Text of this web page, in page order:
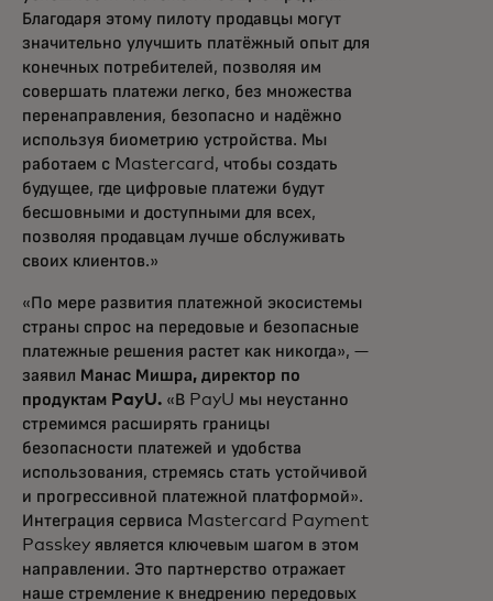
Благодаря этому пилоту продавцы могут
значительно улучшить платёжный опыт для
конечных потребителей, позволяя им
совершать платежи легко, без множества
перенаправления, безопасно и надёжно
используя биометрию устройства. Мы
работаем с Mastercard, чтобы создать
будущее, где цифровые платежи будут
бесшовными и доступными для всех,
позволяя продавцам лучше обслуживать
своих клиентов.»
«По мере развития платежной экосистемы
страны спрос на передовые и безопасные
платежные решения растет как никогда», —
заявил Манас Мишра, директор по
продуктам PayU. «В PayU мы неустанно
стремимся расширять границы
безопасности платежей и удобства
использования, стремясь стать устойчивой
и прогрессивной платежной платформой».
Интеграция сервиса Mastercard Payment
Passkey является ключевым шагом в этом
направлении. Это партнерство отражает
наше стремление к внедрению передовых